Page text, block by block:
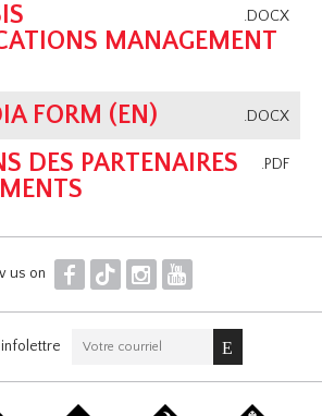
.DOCX
MANAGEMENT
.DOCX
FORM (EN)
.PDF
DES PARTENAIRES
us on F T I Y